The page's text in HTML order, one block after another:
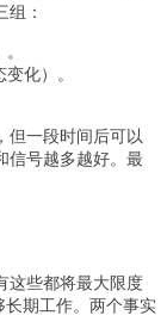
：
化）。
但一段时间后可以
信号越多越好。最
这些都将最大限度
长期工作。两个事实